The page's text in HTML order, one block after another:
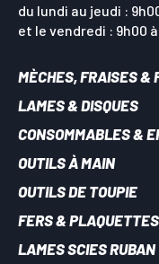
du lundi au jeudi :
et le vendredi : 9h00 à
MÈCHES, FRAISES &
LAMES & DISQUES
CONSOMMABLES &
OUTILS À MAIN
OUTILS DE TOUPIE
FERS & PLAQUETTES
LAMES SCIES RUBAN